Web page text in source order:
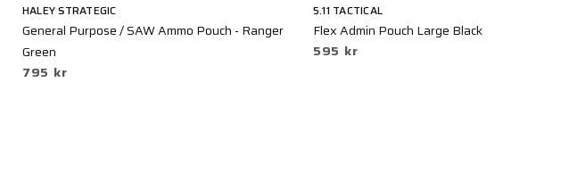
HALEY STRATEGIC
General Purpose / SAW Ammo Pouch - Ranger
Green
795 kr
5.11 TACTICAL
Flex Admin Pouch Large Black
595 kr